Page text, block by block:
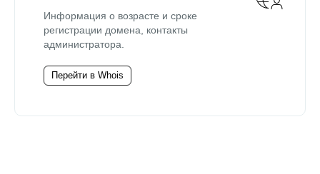
Информация о возрасте и сроке
регистрации домена, контакты
администратора.
Перейти в Whois